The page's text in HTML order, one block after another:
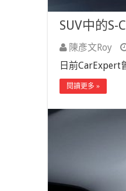
SUV中的S-
陳彥文Roy
日前CarExpert
閱讀更多 »